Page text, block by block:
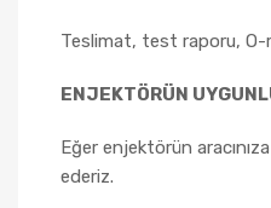
Teslimat, test raporu, O-
ENJEKTÖRÜN
Eğer enjektörün
ederiz.